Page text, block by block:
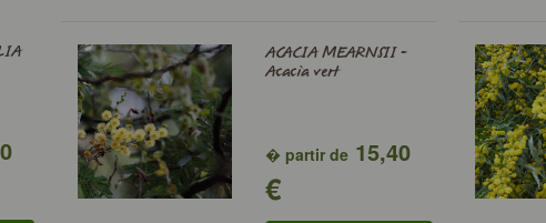
ACACIA MEARNSII -
Acacia vert
� partir de 15,40
€